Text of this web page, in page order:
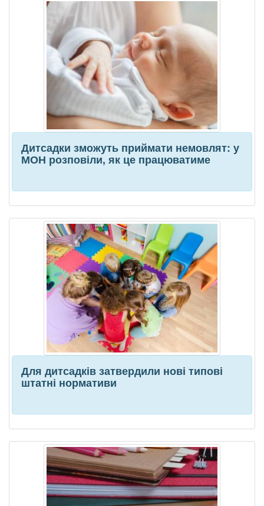
Дитсадки зможуть приймати немовлят: у
МОН розповіли, як це працюватиме
Для дитсадків затвердили нові типові
штатні нормативи